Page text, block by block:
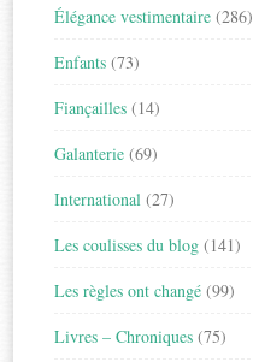
Élégance vestimentaire (286)
Enfants (73)
Fiançailles (14)
Galanterie (69)
International (27)
Les coulisses du blog (141)
Les règles ont changé (99)
Livres – Chroniques (75)